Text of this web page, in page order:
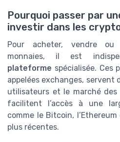
Pourquoi passer par
investir dans les
Pour acheter, vendre
monnaies, il est
plateforme spécialisée. Ces
appelées exchanges, servent
utilisateurs et le marché
facilitent l’accès à une
comme le Bitcoin,
plus récentes.